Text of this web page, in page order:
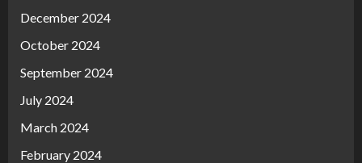
December 2024
October 2024
September 2024
July 2024
March 2024
February 2024